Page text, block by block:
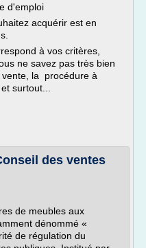
d'emploi
acquérir est en
à vos critères,
ne savez pas très bien
la procédure à
surtout...
des ventes
de meubles aux
dénommé «
de régulation du